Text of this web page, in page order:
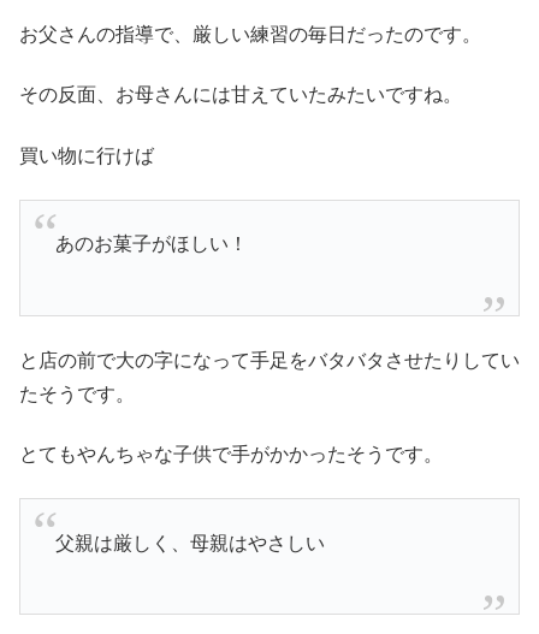
お父さんの指導で、厳しい練習の毎日だったのです。
その反面、お母さんには甘えていたみたいですね。
買い物に行けば
あのお菓子がほしい！
と店の前で大の字になって手足をバタバタさせたりしてい
たそうです。
とてもやんちゃな子供で手がかかったそうです。
父親は厳しく、母親はやさしい